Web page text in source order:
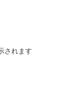
されます